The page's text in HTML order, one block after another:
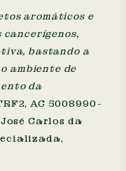
aromáticos e
cancerígenos,
bastando a
ambiente de
da
AC 5008990-
José Carlos da